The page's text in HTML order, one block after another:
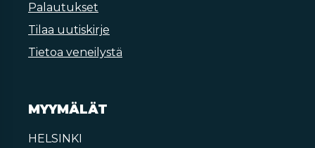
Palautukset
Tilaa uutiskirje
Tietoa veneilystä
MYYMÄLÄT
HELSINKI